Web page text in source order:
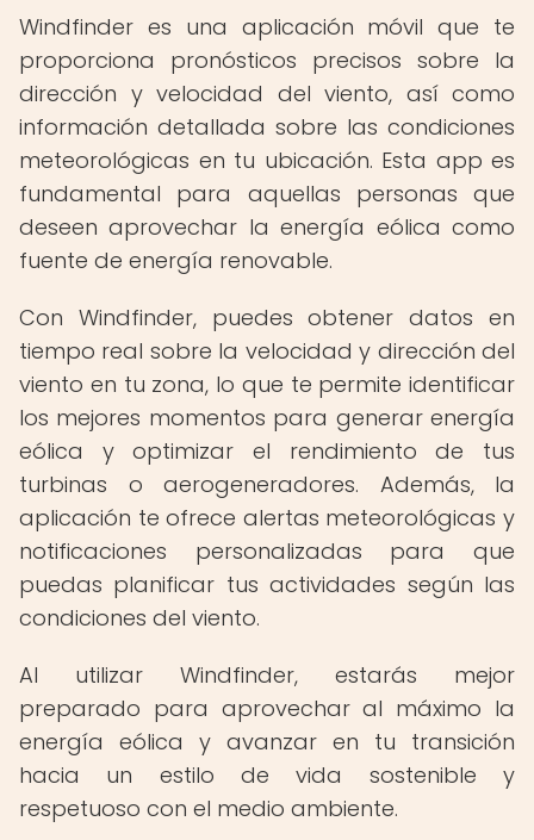
Windfinder es una aplicación móvil que te
proporciona pronósticos precisos sobre la
dirección y velocidad del viento, así como
información detallada sobre las condiciones
meteorológicas en tu ubicación. Esta app es
fundamental para aquellas personas que
deseen aprovechar la energía eólica como
fuente de energía renovable.
Con Windfinder, puedes obtener datos en
tiempo real sobre la velocidad y dirección del
viento en tu zona, lo que te permite identificar
los mejores momentos para generar energía
eólica y optimizar el rendimiento de tus
turbinas o aerogeneradores. Además, la
aplicación te ofrece alertas meteorológicas y
notificaciones personalizadas para que
puedas planificar tus actividades según las
condiciones del viento.
Al utilizar Windfinder, estarás mejor
preparado para aprovechar al máximo la
energía eólica y avanzar en tu transición
hacia un estilo de vida sostenible y
respetuoso con el medio ambiente.